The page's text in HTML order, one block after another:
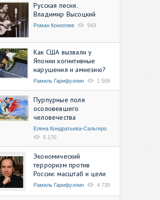
Русская песня.
Владимир Высоцкий
Роман Коноплев 943
Как США вызвали у
Японии когнитивные
нарушения и амнезию?
Рамиль Гарифуллин 1 568
Пурпурные поля
осоловевшего
человечества
Елена Кондратьева-Сальгеро
5 170
Экономический
терроризм против
России: масштаб и цели
Рамиль Гарифуллин 4 730